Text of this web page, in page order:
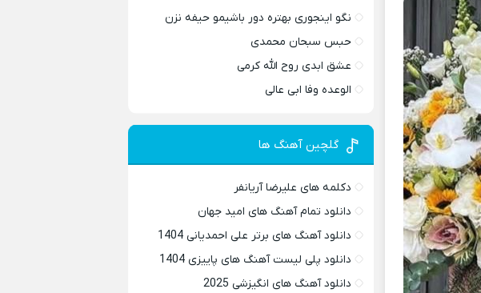
نگو اینجوری بهتره دور باشیمو حیفه نزن
حبس سبحان محمدی
عشق ابدی روح الله کرمی
الوعده وفا ابی عالی
گلچین آهنگ ها
دکلمه های علیرضا آریانفر
دانلود تمام آهنگ های امید جهان
دانلود آهنگ های برتر علی احمدیانی 1404
دانلود پلی لیست آهنگ های پاییزی 1404
دانلود آهنگ های انگیزشی 2025